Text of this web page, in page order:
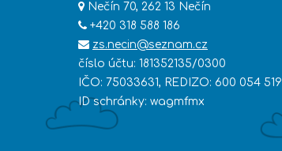
Nečín 70, 262 13 Nečín
+420 318 588 186
zs.necin@seznam.cz
číslo účtu: 181352135/0300
IČO: 75033631, REDIZO: 600 054 519
ID schránky: wagmfmx